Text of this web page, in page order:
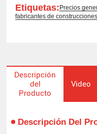
Etiquetas: Precios
fabricantes de
Descripción
del
Producto
Video
Descripción Del